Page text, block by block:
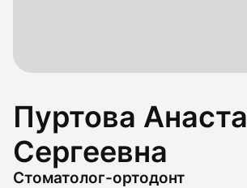
Пуртова
Сергеевна
Стоматолог-ортодонт